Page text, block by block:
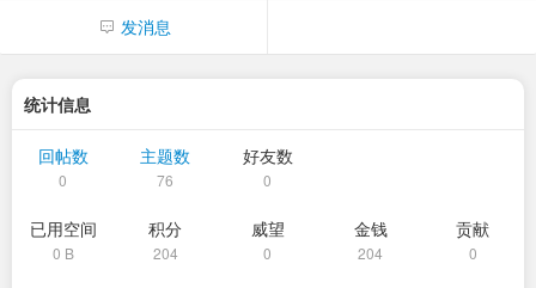
发消息
统计信息
回帖数
0
主题数
76
好友数
0
已用空间
0 B
积分
204
威望
0
金钱
204
贡献
0